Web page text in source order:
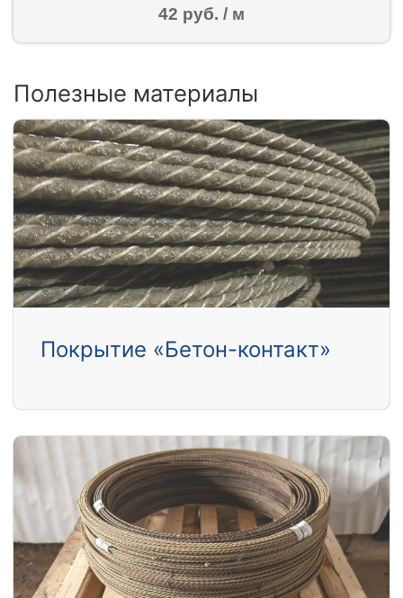
42 руб. / м
Полезные материалы
Покрытие «Бетон-контакт»